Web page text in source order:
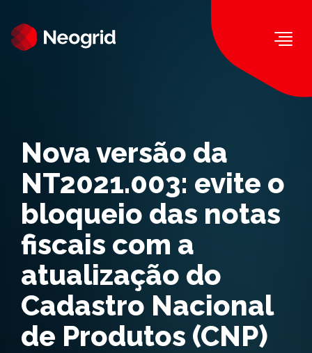
Nova versão da
NT2021.003: evite o
bloqueio das notas
fiscais com a
atualização do
Cadastro Nacional
de Produtos (CNP)